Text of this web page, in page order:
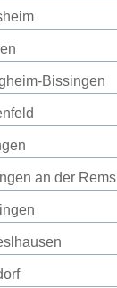
Bissingen
an der Rems